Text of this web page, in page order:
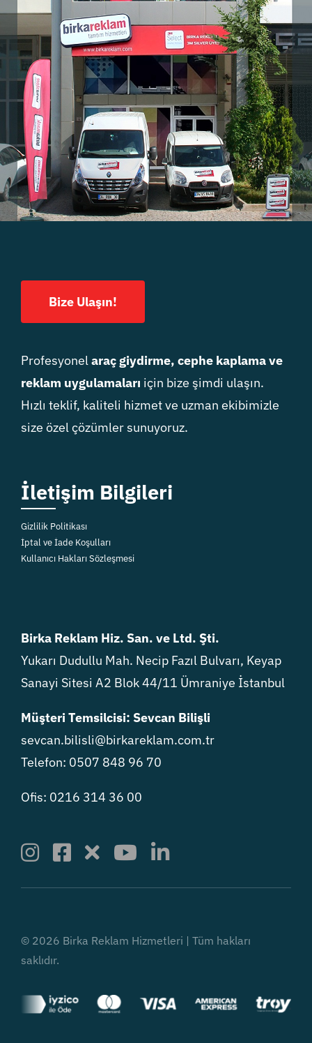
Bize Ulaşın!
Profesyonelaraç giydirme, cephe kaplama ve
reklam uygulamaları için bize şimdi ulaşın.
Hızlı teklif, kaliteli hizmet ve uzman ekibimizle
size özel çözümler sunuyoruz.
İletişim Bilgileri
Gizlilik Politikası
İptal ve İade Koşulları
Kullanıcı Hakları Sözleşmesi
Birka Reklam Hiz. San. ve Ltd. Şti.
Yukarı Dudullu Mah. Necip Fazıl Bulvarı, Keyap
Sanayi Sitesi A2 Blok 44/11 Ümraniye İstanbul
Müşteri Temsilcisi: Sevcan Bilişli
sevcan.bilisli@birkareklam.com.tr
Telefon: 0507 848 96 70
Ofis: 0216 314 36 00
© 2026 Birka Reklam Hizmetleri | Tüm hakları
saklıdır.